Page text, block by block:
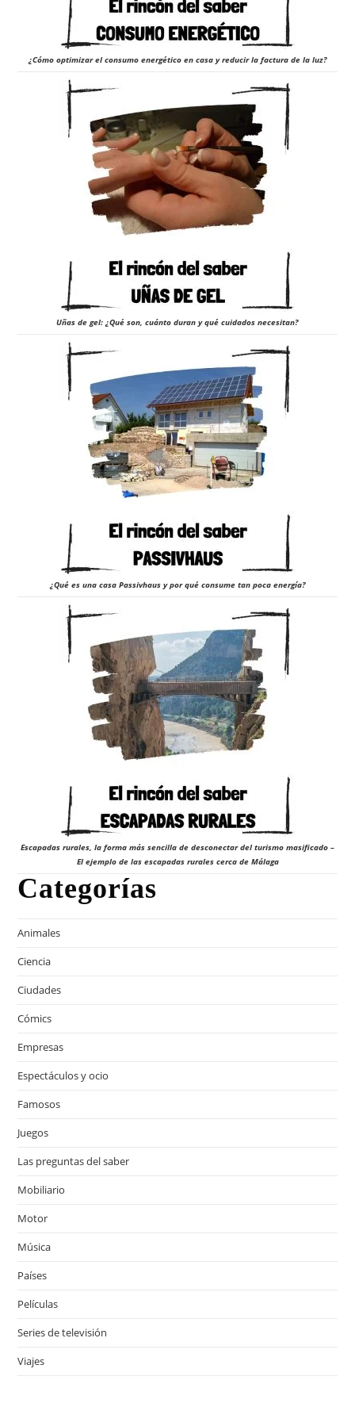
¿Cómo optimizar el consumo energético en casa y reducir la factura de la luz?
Uñas de gel: ¿Qué son, cuánto duran y qué cuidados necesitan?
¿Qué es una casa Passivhaus y por qué consume tan poca energía?
Escapadas rurales, la forma más sencilla de desconectar del turismo masificado –
El ejemplo de las escapadas rurales cerca de Málaga
Categorías
Animales
Ciencia
Ciudades
Cómics
Empresas
Espectáculos y ocio
Famosos
Juegos
Las preguntas del saber
Mobiliario
Motor
Música
Países
Películas
Series de televisión
Viajes